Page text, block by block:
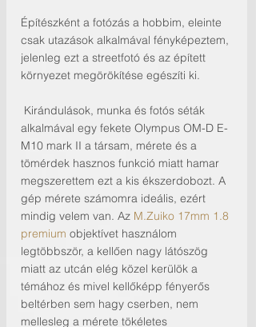
Építészként a fotózás a hobbim, eleinte
csak utazások alkalmával fényképeztem,
jelenleg ezt a streetfotó és az épített
környezet megörökítése egészíti ki.
alkalmával egy fekete Olympus OM-D E-
M10 mark II a társam, mérete és a
tömérdek hasznos funkció miatt hamar
megszerettem ezt a kis ékszerdobozt. A
gép mérete számomra ideális, ezért
mindig velem van. Az M.Zuiko 17mm 1.8
premium objektívet használom
legtöbbször, a kellően nagy látószög
miatt az utcán elég közel kerülök a
témához és mivel kellőképp fényerős
beltérben sem hagy cserben, nem
mellesleg a mérete tökéletes